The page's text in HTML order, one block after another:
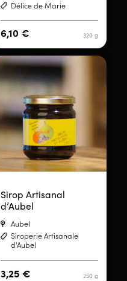
Délice de Marie
320 g
6,10 €
Sirop Artisanal
d’Aubel
Aubel
Siroperie Artisanale
d'Aubel
250 g
3,25 €